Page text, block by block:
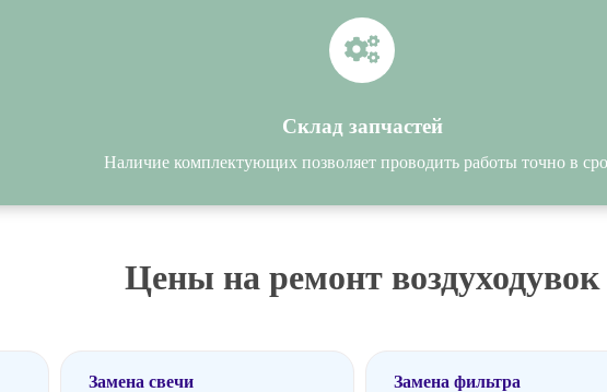
Склад запчастей
Наличие комплектующих позволяет проводить работы точно в
Цены на ремонт воздуходувок
Замена свечи
Замена фильтра